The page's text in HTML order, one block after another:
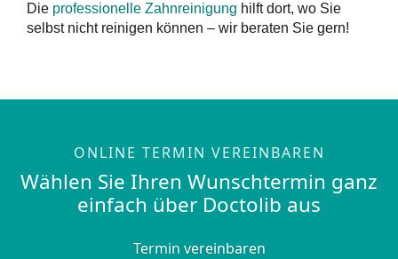
Die professionelle Zahnreinigung hilft dort, wo Sie
selbst nicht reinigen können – wir beraten Sie gern!
ONLINE TERMIN VEREINBAREN
Wählen Sie Ihren Wunschtermin ganz
einfach über Doctolib aus
Termin vereinbaren